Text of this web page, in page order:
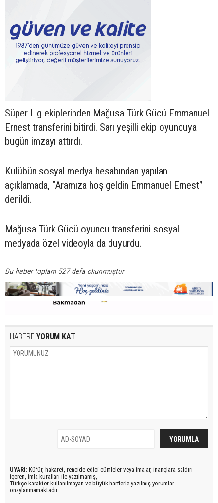
Süper Lig ekiplerinden Mağusa Türk Gücü Emmanuel
Ernest transferini bitirdi. Sarı yeşilli ekip oyuncuya
bugün imzayı attırdı.
Kulübün sosyal medya hesabından yapılan
açıklamada, “Aramıza hoş geldin Emmanuel Ernest”
denildi.
Mağusa Türk Gücü oyuncu transferini sosyal
medyada özel videoyla da duyurdu.
Bu haber toplam 527 defa okunmuştur
HABERE YORUM KAT
UYARI: Küfür, hakaret, rencide edici cümleler veya imalar, inançlara saldırı
içeren, imla kuralları ile yazılmamış,
Türkçe karakter kullanılmayan ve büyük harflerle yazılmış yorumlar
onaylanmamaktadır.